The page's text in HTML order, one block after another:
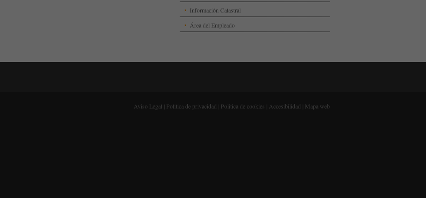
Información Catastral
Área del Empleado
Aviso Legal | Politica de privacidad | Politica de cookies | Accesibilidad | Mapa web